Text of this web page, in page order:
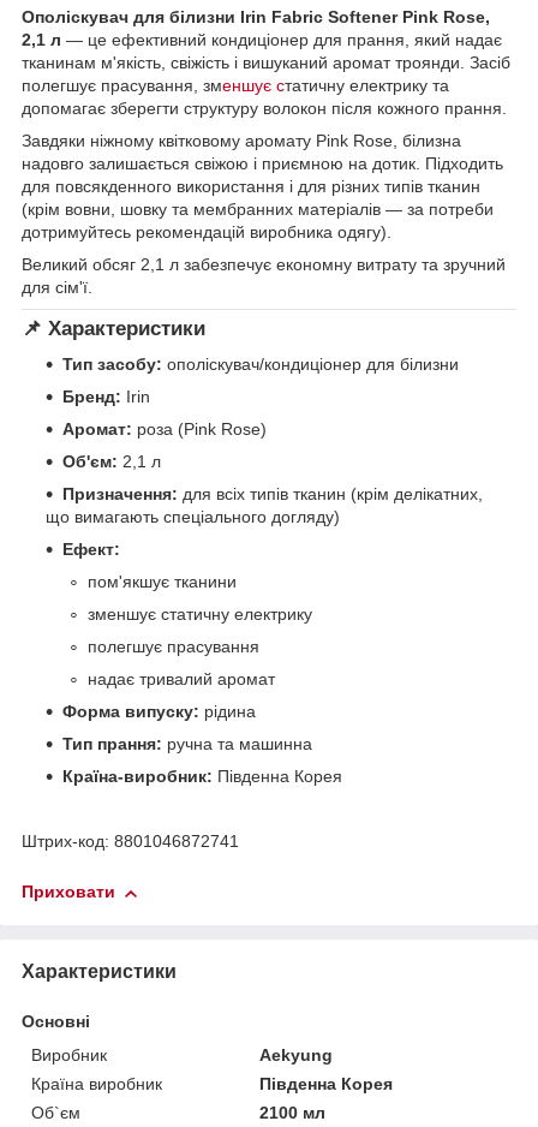
Ополіскувач для білизни Irin Fabric Softener Pink Rose,
2,1 л — це ефективний кондиціонер для прання, який надає
тканинам м'якість, свіжість і вишуканий аромат троянди. Засіб
полегшує прасування, зменшує статичну електрику та
допомагає зберегти структуру волокон після кожного прання.
Завдяки ніжному квітковому аромату Pink Rose, білизна
надовго залишається свіжою і приємною на дотик. Підходить
для повсякденного використання і для різних типів тканин
(крім вовни, шовку та мембранних матеріалів — за потреби
дотримуйтесь рекомендацій виробника одягу).
Великий обсяг 2,1 л забезпечує економну витрату та зручний
для сім'ї.
📌 Характеристики
Тип засобу: ополіскувач/кондиціонер для білизни
Бренд: Irin
Аромат: роза (Pink Rose)
Об'єм: 2,1 л
Призначення: для всіх типів тканин (крім делікатних,
що вимагають спеціального догляду)
Ефект:
пом'якшує тканини
зменшує статичну електрику
полегшує прасування
надає тривалий аромат
Форма випуску: рідина
Тип прання: ручна та машинна
Країна-виробник: Південна Корея
Штрих-код: 8801046872741
Приховати
Характеристики
Основні
Виробник
Aekyung
Країна виробник
Південна Корея
Об`єм
2100 мл